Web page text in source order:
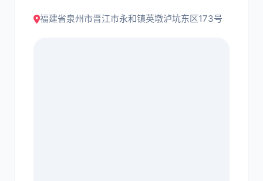
福建省泉州市晋江市永和镇英墩泸坑东区173号